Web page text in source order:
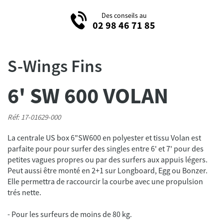
Des conseils au
02 98 46 71 85
S-Wings Fins
6' SW 600 VOLAN
Réf: 17-01629-000
La centrale US box 6"SW600 en polyester et tissu Volan est
parfaite pour pour surfer des singles entre 6' et 7' pour des
petites vagues propres ou par des surfers aux appuis légers.
Peut aussi être monté en 2+1 sur Longboard, Egg ou Bonzer.
Elle permettra de raccourcir la courbe avec une propulsion
trés nette.
- Pour les surfeurs de moins de 80 kg.